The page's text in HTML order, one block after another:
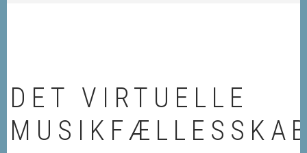
DET VIRTUELLE